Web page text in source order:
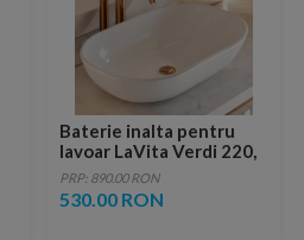
Baterie inalta pentru
lavoar LaVita Verdi 220,
fara ventil, brushed
copper
PRP: 890.00 RON
530.00 RON